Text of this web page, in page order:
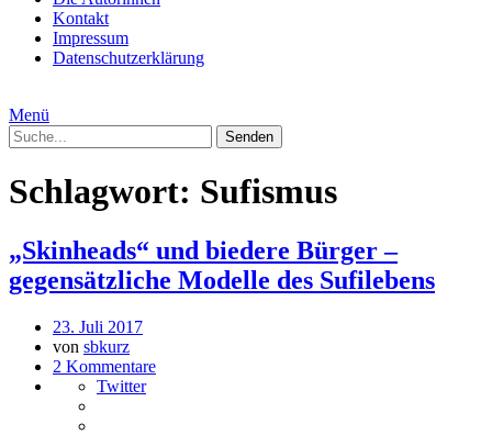
Kontakt
Impressum
Datenschutzerklärung
Menü
Schlagwort: Sufismus
„Skinheads“ und biedere Bürger –
gegensätzliche Modelle des Sufilebens
23. Juli 2017
von sbkurz
2 Kommentare
Twitter